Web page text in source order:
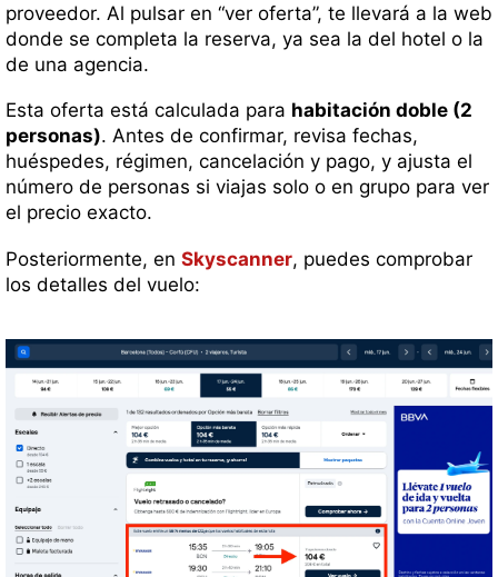
proveedor. Al pulsar en “ver oferta”, te llevará a la web
donde se completa la reserva, ya sea la del hotel o la
de una agencia.
Esta oferta está calculada para habitación doble (2
personas). Antes de confirmar, revisa fechas,
huéspedes, régimen, cancelación y pago, y ajusta el
número de personas si viajas solo o en grupo para ver
el precio exacto.
Posteriormente, en Skyscanner, puedes comprobar
los detalles del vuelo: